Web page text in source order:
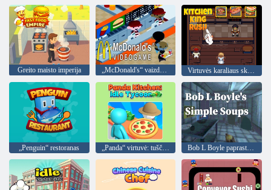
Greito maisto imperija „McDonald's“ vaizdo žaidimas Virtuvės karaliaus skubėjimas
„Penguin“ restoranas „Panda“ virtuvė: tuščiosios eigos magnatas Bob L Boyle paprastos sriubos